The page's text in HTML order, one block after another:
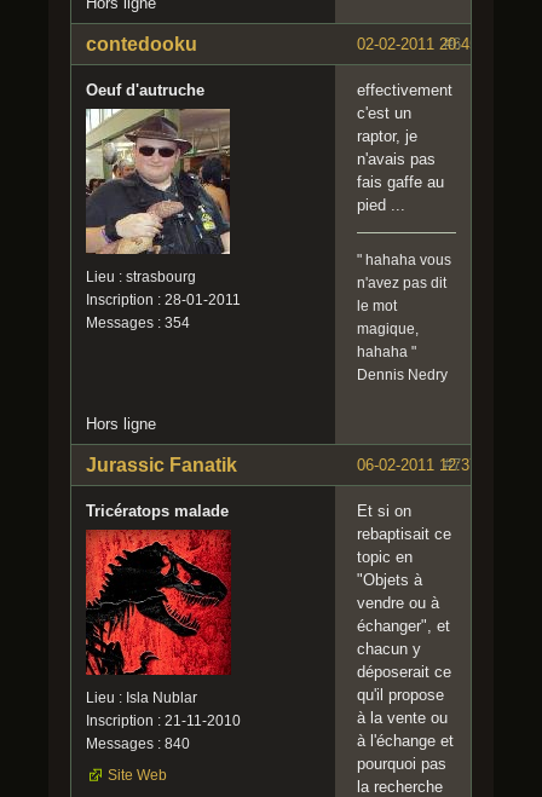
#6
02-02-2011 20:45:04
contedooku
Oeuf d'autruche
Lieu : strasbourg
Inscription : 28-01-2011
Messages : 354
effectivement
c'est un
raptor, je
n'avais pas
fais gaffe au
pied ...
" hahaha vous
n'avez pas dit
le mot
magique,
hahaha "
Dennis Nedry
Hors ligne
#7
06-02-2011 12:37:32
Jurassic Fanatik
Tricératops malade
Lieu : Isla Nublar
Inscription : 21-11-2010
Messages : 840
Site Web
Et si on
rebaptisait ce
topic en
"Objets à
vendre ou à
échanger", et
chacun y
déposerait ce
qu'il propose
à la vente ou
à l'échange et
pourquoi pas
la recherche